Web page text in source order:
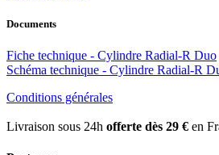
Documents
Fiche technique - Cylindre Radial-R Duo
Schéma technique - Cylindre Radial-R
Conditions générales
Livraison sous 24h offerte dès 29 € en